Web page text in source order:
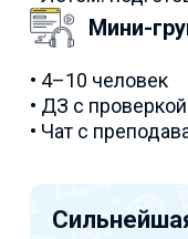
Мини-
• 4–10 человек
• ДЗ с проверкой
• Чат с